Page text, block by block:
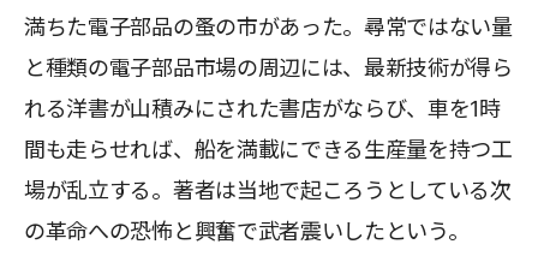
満ちた電子部品の蚤の市があった。尋常ではない量
と種類の電子部品市場の周辺には、最新技術が得ら
れる洋書が山積みにされた書店がならび、車を1時
間も走らせれば、船を満載にできる生産量を持つ工
場が乱立する。著者は当地で起ころうとしている次
の革命への恐怖と興奮で武者震いしたという。